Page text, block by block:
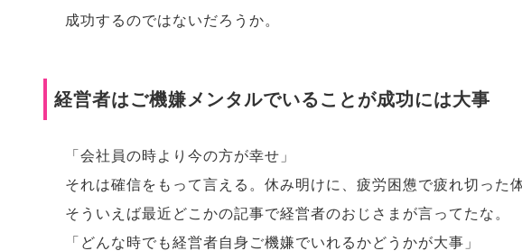
成功するのではないだろうか。
経営者はご機嫌メンタルでいることが成功には大事
「会社員の時より今の方が幸せ」
それは確信をもって言える。休み明けに、疲労困憊で疲れ切った
そういえば最近どこかの記事で経営者のおじさまが言ってたな。
「どんな時でも経営者自身ご機嫌でいれるかどうかが大事」